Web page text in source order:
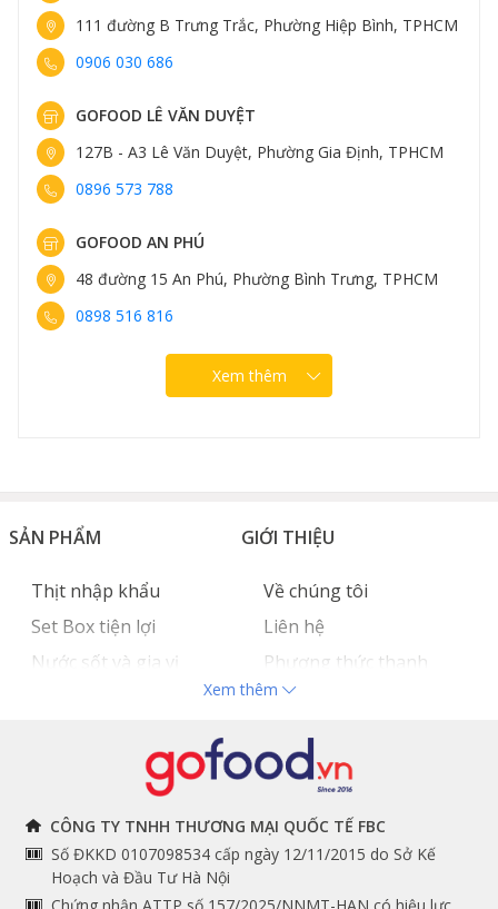
111 đường B Trưng Trắc, Phường Hiệp Bình, TPHCM
0906 030 686
GOFOOD LÊ VĂN DUYỆT
127B - A3 Lê Văn Duyệt, Phường Gia Định, TPHCM
0896 573 788
GOFOOD AN PHÚ
48 đường 15 An Phú, Phường Bình Trưng, TPHCM
0898 516 816
Xem thêm
SẢN PHẨM
Thịt nhập khẩu
Set Box tiện lợi
Nước sốt và gia vị
GIỚI THIỆU
Về chúng tôi
Liên hệ
Phương thức thanh
toán
Tuyển dụng
THÔNG TIN
Chính sách và quy định
chung
THEO DÕI NGAY
Facebook
Instagram
Xem thêm
CÔNG TY TNHH THƯƠNG MẠI QUỐC TẾ FBC
Số ĐKKD 0107098534 cấp ngày 12/11/2015 do Sở Kế
Hoạch và Đầu Tư Hà Nội